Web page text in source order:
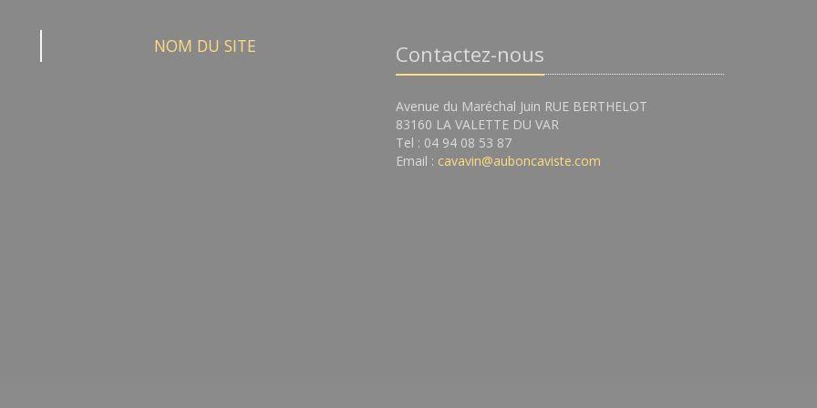
NOM DU SITE Contactez-nous
Avenue du Maréchal Juin RUE BERTHELOT
83160 LA VALETTE DU VAR
Tel : 04 94 08 53 87
Email : cavavin@auboncaviste.com